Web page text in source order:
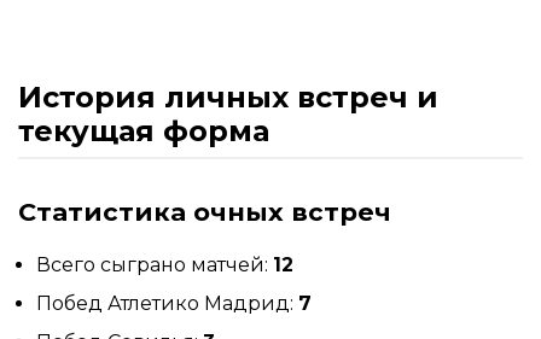
История личных встреч и
текущая форма
Статистика очных встреч
Всего сыграно матчей: 12
Побед Атлетико Мадрид: 7